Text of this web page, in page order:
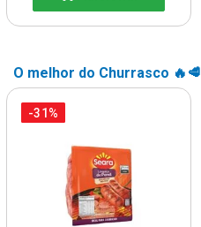
O melhor do Churrasco 🔥🥩
-31%